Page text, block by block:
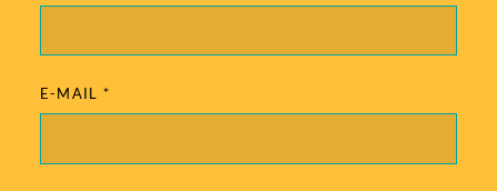
E-MAIL *